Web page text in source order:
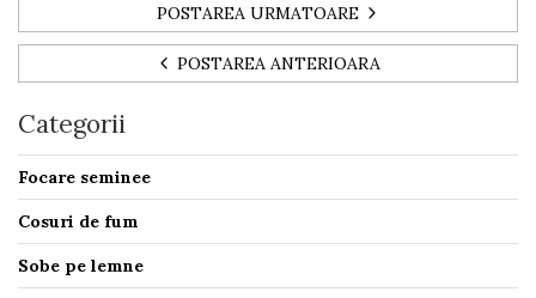
POSTAREA URMATOARE
POSTAREA ANTERIOARA
Categorii
Focare seminee
Cosuri de fum
Sobe pe lemne